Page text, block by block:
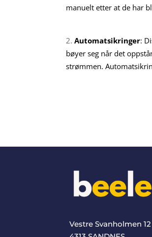
manuelt etter at de har
Automatsikringer:
bøyer seg når det
strømmen.
Vestre Svanholmen 12